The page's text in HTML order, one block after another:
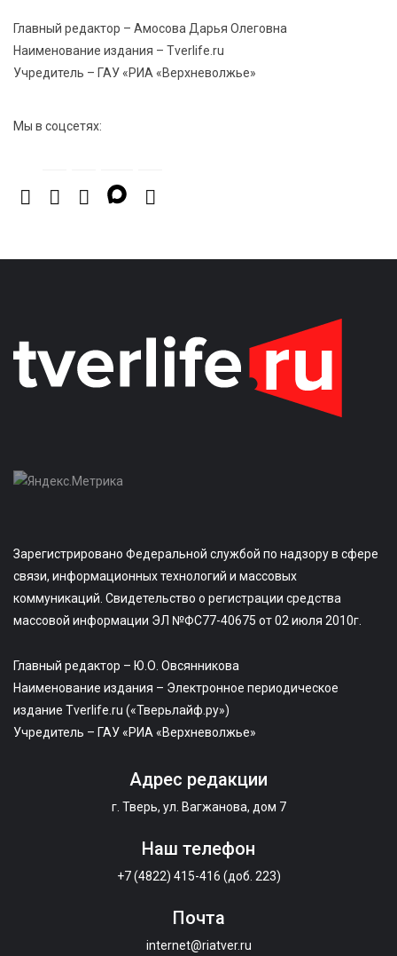
7 Авг 2026 15:10 307
На Петербургском марафоне «Пушкин — Петербург»
Главный редактор – Амосова Дарья Олеговна
Наименование издания – Tverlife.ru
Учредитель – ГАУ «РИА «Верхневолжье»
Мы в соцсетях:
Зарегистрировано Федеральной службой по надзору в сфере
связи, информационных технологий и массовых
коммуникаций. Свидетельство о регистрации средства
массовой информации ЭЛ №ФС77-40675 от 02 июля 2010г.
Главный редактор – Ю.О. Овсянникова
Наименование издания – Электронное периодическое
издание Tverlife.ru («Тверьлайф.ру»)
Учредитель – ГАУ «РИА «Верхневолжье»
Адрес редакции
г. Тверь, ул. Вагжанова, дом 7
Наш телефон
+7 (4822) 415-416 (доб. 223)
Почта
internet@riatver.ru